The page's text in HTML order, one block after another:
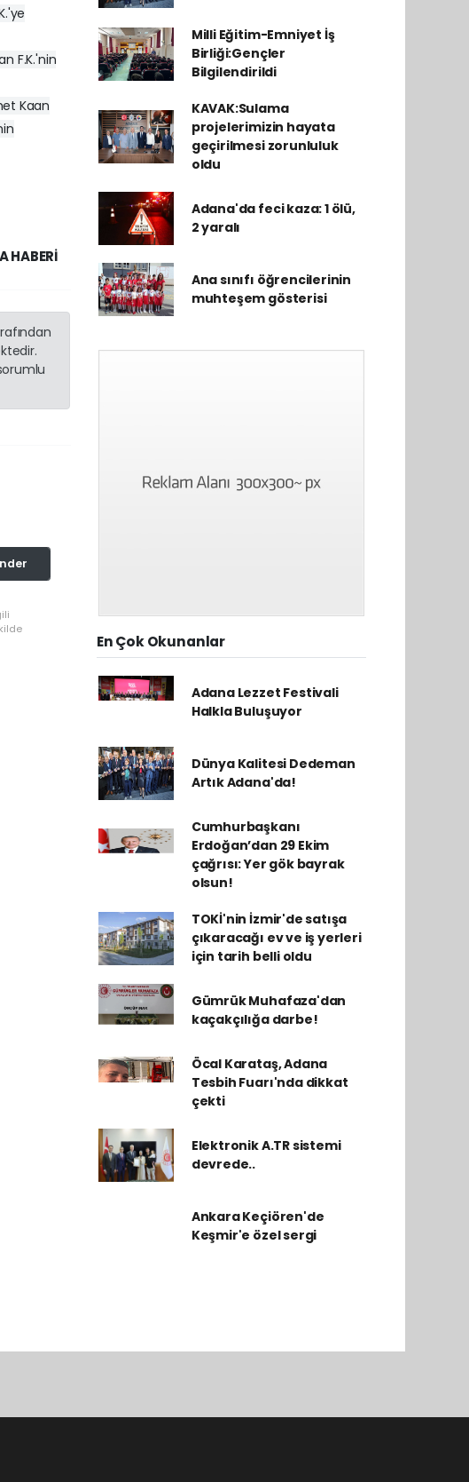
F.K.'nin
Kaan
HABERİ
Milli Eğitim-Emniyet İş
Birliği:Gençler
Bilgilendirildi
KAVAK:Sulama
projelerimizin hayata
geçirilmesi zorunluluk
oldu
Adana'da feci kaza: 1 ölü,
2 yaralı
Ana sınıfı öğrencilerinin
muhteşem gösterisi
En Çok Okunanlar
Adana Lezzet Festivali
Halkla Buluşuyor
Dünya Kalitesi Dedeman
Artık Adana'da!
Cumhurbaşkanı
Erdoğan’dan 29 Ekim
çağrısı: Yer gök bayrak
olsun!
TOKİ'nin İzmir'de satışa
çıkaracağı ev ve iş yerleri
için tarih belli oldu
Gümrük Muhafaza'dan
kaçakçılığa darbe!
Öcal Karataş, Adana
Tesbih Fuarı'nda dikkat
çekti
Elektronik A.TR sistemi
devrede..
Ankara Keçiören'de
Keşmir'e özel sergi